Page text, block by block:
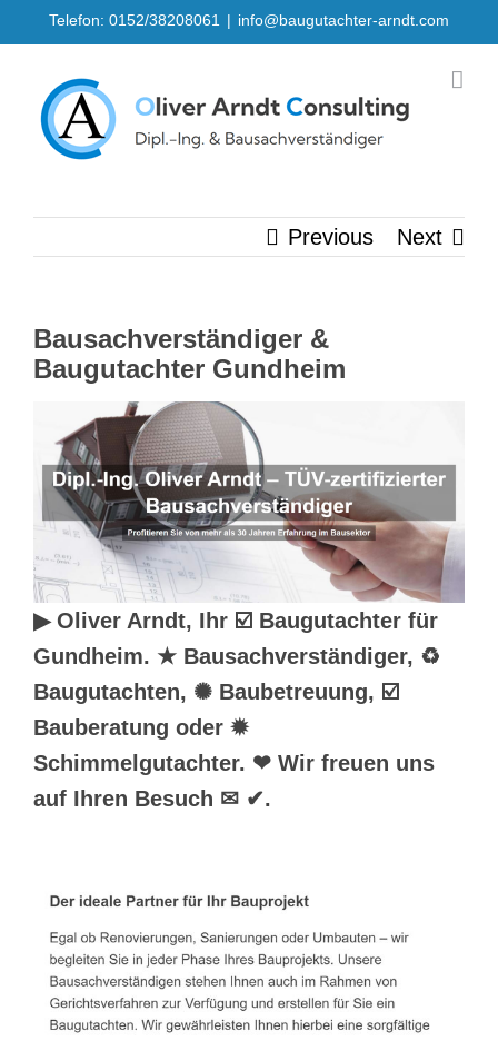
to
content
Telefon: 0152/38208061 | info@baugutachter-arndt.com
Previous Next
Bausachverständiger &
Baugutachter Gundheim
▶︎ Oliver Arndt, Ihr ☑️ Baugutachter für
Gundheim. ★ Bausachverständiger, ♻
Baugutachten, ✺ Baubetreuung, ☑️
Bauberatung oder ✹
Schimmelgutachter. ❤ Wir freuen uns
auf Ihren Besuch ✉ ✔.